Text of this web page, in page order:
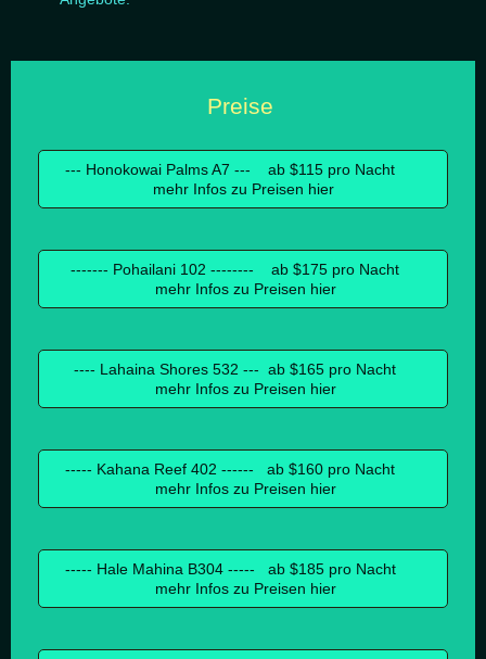
Preise
--- Honokowai Palms A7 --- ab $115 pro Nacht
mehr Infos zu Preisen hier
------- Pohailani 102 -------- ab $175 pro Nacht
mehr Infos zu Preisen hier
---- Lahaina Shores 532 --- ab $165 pro Nacht
mehr Infos zu Preisen hier
----- Kahana Reef 402 ------ ab $160 pro Nacht
mehr Infos zu Preisen hier
----- Hale Mahina B304 ----- ab $185 pro Nacht
mehr Infos zu Preisen hier